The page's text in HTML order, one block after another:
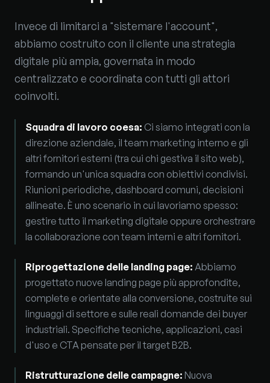
Invece di limitarci a "sistemare l'account",
abbiamo costruito con il cliente una strategia
digitale più ampia, governata in modo
centralizzato e coordinata con tutti gli attori
coinvolti.
Squadra di lavoro coesa: Ci siamo integrati con la
direzione aziendale, il team marketing interno e gli
altri fornitori esterni (tra cui chi gestiva il sito web),
formando un'unica squadra con obiettivi condivisi.
Riunioni periodiche, dashboard comuni, decisioni
allineate. È uno scenario in cui lavoriamo spesso:
gestire tutto il marketing digitale oppure orchestrare
la collaborazione con team interni e altri fornitori.
Riprogettazione delle landing page: Abbiamo
progettato nuove landing page più approfondite,
complete e orientate alla conversione, costruite sui
linguaggi di settore e sulle reali domande dei buyer
industriali. Specifiche tecniche, applicazioni, casi
d'uso e CTA pensate per il target B2B.
Ristrutturazione delle campagne: Nuova